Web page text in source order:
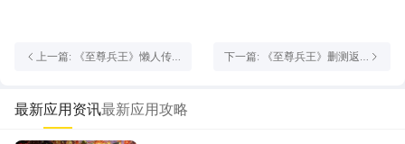
上一篇: 《至尊兵王》懒人传
接领！
下一篇: 《至尊兵王》删测返
最新应用资讯最新应用攻略